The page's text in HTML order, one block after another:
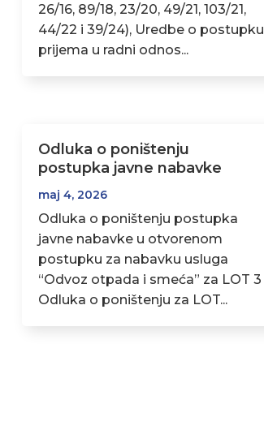
26/16, 89/18, 23/20, 49/21, 103/21,
44/22 i 39/24), Uredbe o postupku
prijema u radni odnos...
Odluka o poništenju
postupka javne nabavke
maj 4, 2026
Odluka o poništenju postupka
javne nabavke u otvorenom
postupku za nabavku usluga
“Odvoz otpada i smeća” za LOT 3
Odluka o poništenju za LOT...